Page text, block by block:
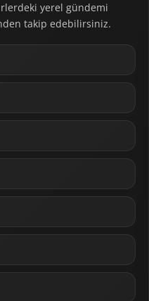
yerel gündemi
takip edebilirsiniz.